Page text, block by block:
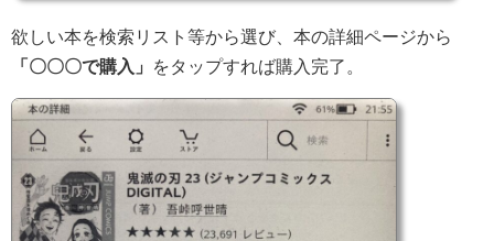
欲しい本を検索リスト等から選び、本の詳細ページから
「〇〇〇で購入」 をタップすれば購入完了。